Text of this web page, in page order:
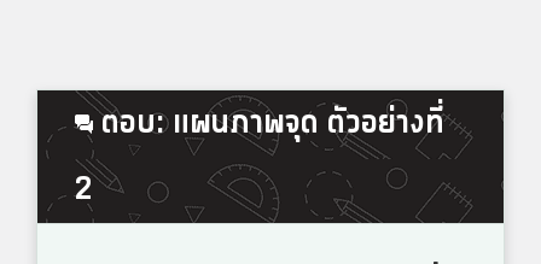
ตอบ: แผนภาพจุด ตัวอย่างที่
2